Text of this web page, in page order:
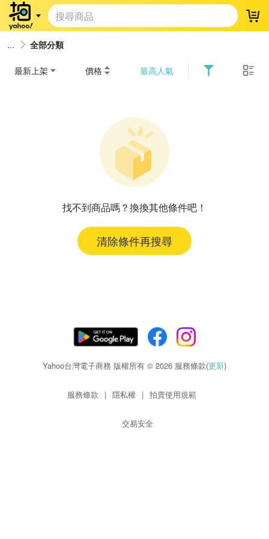
登
全部分類
最新上架 價格 最高人氣
找不到商品嗎？換換其他條件吧！
清除條件再搜尋
Yahoo台灣電子商務 版權所有 © 2026 服務條款(更新)
服務條款 | 隱私權 | 拍賣使用規範
交易安全